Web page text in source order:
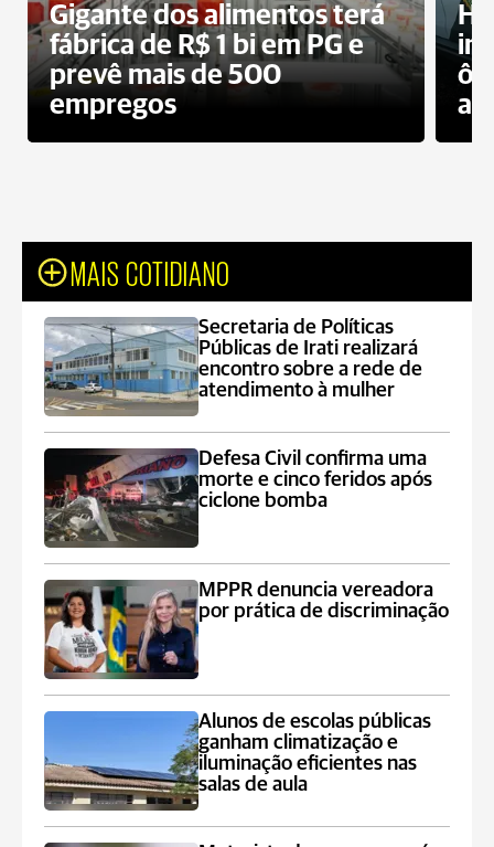
Gigante dos alimentos terá
fábrica de R$ 1 bi em PG e
prevê mais de 500
empregos
MAIS COTIDIANO
Secretaria de Políticas
Públicas de Irati realizará
encontro sobre a rede de
atendimento à mulher
Defesa Civil confirma uma
morte e cinco feridos após
ciclone bomba
MPPR denuncia vereadora
por prática de discriminação
Alunos de escolas públicas
ganham climatização e
iluminação eficientes nas
salas de aula